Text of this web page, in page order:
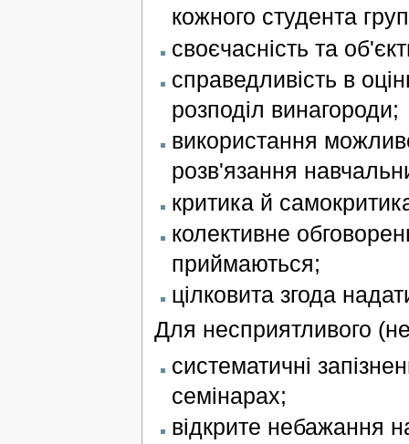
кожного студента
своєчасність та
справедливість в
розподіл винагороди;
використання
розв'язання
критика й
колективне
приймаються;
цілковита згода
Для несприятливого
систематичні
семінарах;
відкрите небажання